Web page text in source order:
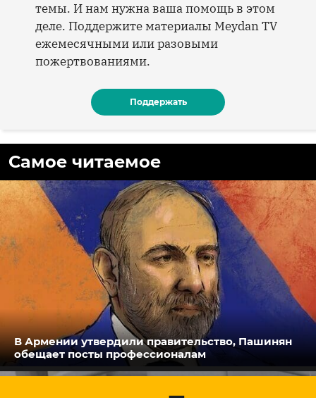
темы. И нам нужна ваша помощь в этом
деле. Поддержите материалы Meydan TV
ежемесячными или разовыми
пожертвованиями.
Поддержать
Самое читаемое
В Армении утвердили правительство, Пашинян
обещает посты профессионалам